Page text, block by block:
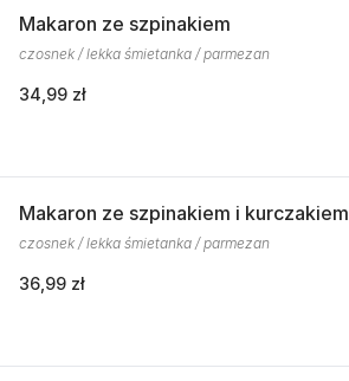
Makaron ze szpinakiem
czosnek / lekka śmietanka / parmezan
34,99 zł
Makaron ze szpinakiem i kurczakiem
czosnek / lekka śmietanka / parmezan
36,99 zł